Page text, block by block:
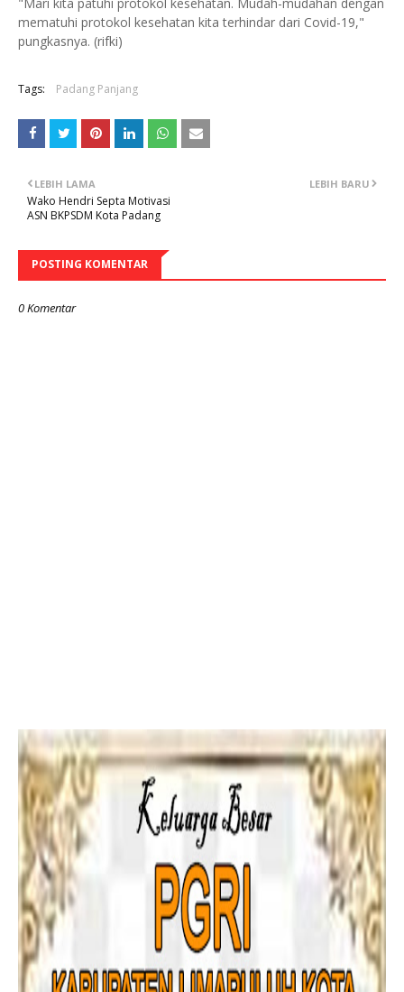
mematuhi protokol kesehatan kita terhindar dari Covid-19,"
pungkasnya. (rifki)
Tags: Padang Panjang
LEBIH BARU
LEBIH LAMA
Wako Hendri Septa Motivasi
ASN BKPSDM Kota Padang
POSTING KOMENTAR
0 Komentar